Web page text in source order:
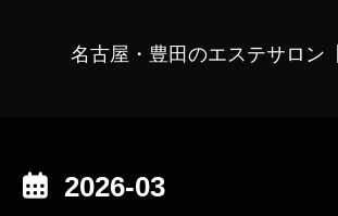
名古屋・豊田のエステサロン
2026-03